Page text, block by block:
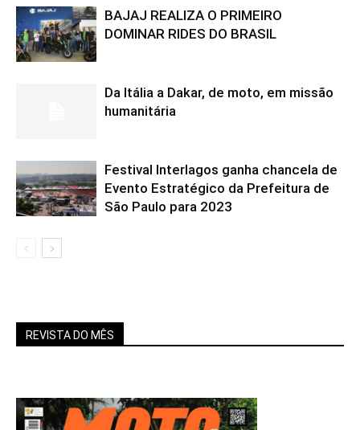
BAJAJ REALIZA O PRIMEIRO
DOMINAR RIDES DO BRASIL
Da Itália a Dakar, de moto, em missão
humanitária
Festival Interlagos ganha chancela de
Evento Estratégico da Prefeitura de
São Paulo para 2023
REVISTA DO MÊS